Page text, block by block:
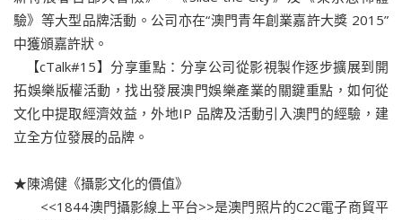
驗》等大型品牌活動。公司亦在“澳門青年創業嘉許大獎 2015”
中獲頒嘉許狀。
【cTalk#15】分享重點：分享公司從影視製作逐步擴展到開
拓娛樂版權活動，找出發展澳門娛樂產業的關鍵重點，如何從
文化中提取經濟效益，外地IP 品牌及活動引入澳門的經驗，建
立全方位發展的品牌。
★陳鴻健《攝影文化的價值》
<<1844澳門攝影線上平台>>是澳門照片的C2C電子商貿平